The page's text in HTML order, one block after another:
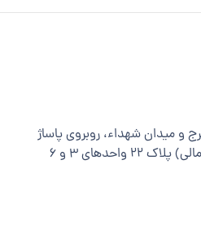
و میدان شهداء، روبروی پاساژ
واحدهای ۳ و ۶